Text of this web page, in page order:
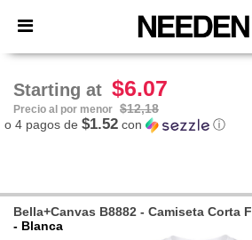
× App de Needen
¡Mejores precios en app!
Starting at $6.07
Precio al por menor $12,18
o 4 pagos de $1.52 con ⓘ
Bella+Canvas B8882 - Camiseta Corta
- Blanca